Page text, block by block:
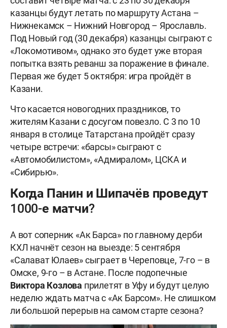
казанцы будут летать по маршруту Астана –
Нижнекамск – Нижний Новгород – Ярославль.
Под Новый год (30 декабря) казанцы сыграют с
«Локомотивом», однако это будет уже вторая
попытка взять реванш за поражение в финале.
Первая же будет 5 октября: игра пройдёт в
Казани.
Что касается новогодних праздников, то
жителям Казани с досугом повезло. С 3 по 10
января в столице Татарстана пройдёт сразу
четыре встречи: «барсы» сыграют с
«Автомобилистом», «Адмиралом», ЦСКА и
«Сибирью».
Когда Панин и Шипачёв проведут
1000-е матчи?
А вот соперник «Ак Барса» по главному дерби
КХЛ начнёт сезон на выезде: 5 сентября
«Салават Юлаев» сыграет в Череповце, 7-го – в
Омске, 9-го – в Астане. После подопечные
Виктора Козлова прилетят в Уфу и будут целую
неделю ждать матча с «Ак Барсом». Не слишком
ли большой перерыв на самом старте сезона?